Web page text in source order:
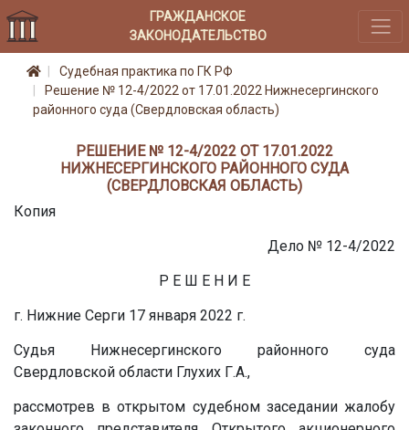
ГРАЖДАНСКОЕ
ЗАКОНОДАТЕЛЬСТВО
Судебная практика по ГК РФ
Решение № 12-4/2022 от 17.01.2022 Нижнесергинского
районного суда (Свердловская область)
РЕШЕНИЕ № 12-4/2022 ОТ 17.01.2022
НИЖНЕСЕРГИНСКОГО РАЙОННОГО СУДА
(СВЕРДЛОВСКАЯ ОБЛАСТЬ)
Копия
Дело № 12-4/2022
Р Е Ш Е Н И Е
г. Нижние Серги 17 января 2022 г.
Судья Нижнесергинского районного суда
Свердловской области Глухих Г.А.,
рассмотрев в открытом судебном заседании жалобу